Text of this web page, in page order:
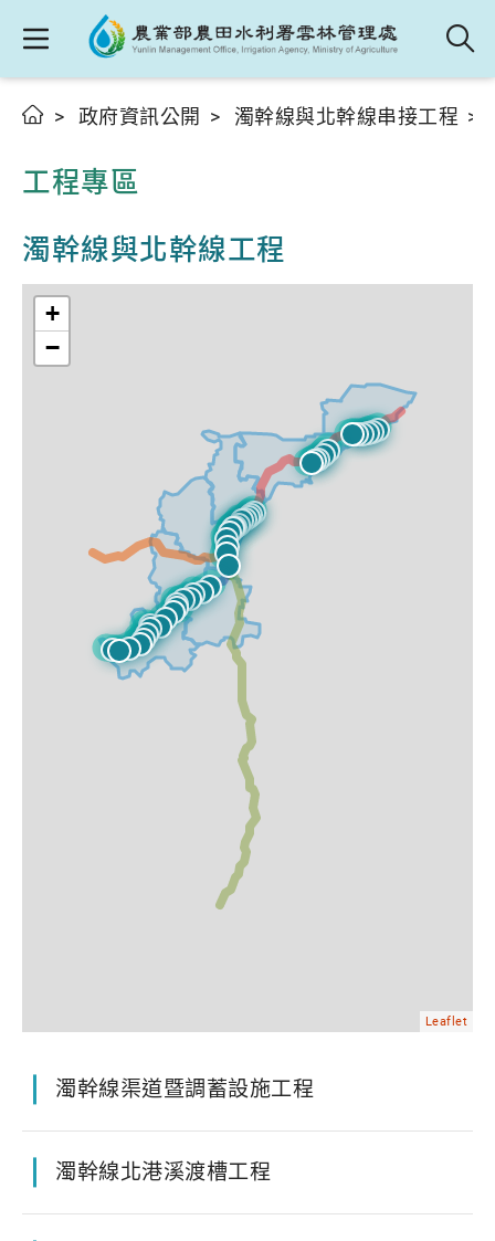
政府資訊公開 濁幹線與北幹線串接工程
工程專區
濁幹線與北幹線工程
+
−
Leaflet
濁幹線渠道暨調蓄設施工程
濁幹線北港溪渡槽工程